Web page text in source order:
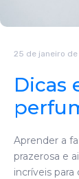
25 de janeiro de
Dicas
Aprender a
prazerosa e
incríveis